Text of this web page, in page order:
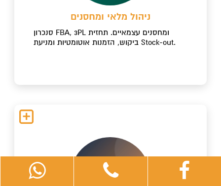
ניהול מלאי ומחסנים
סנכרון FBA, 3PL ומחסנים עצמאיים. תחזית
ביקוש, הזמנות אוטומטיות ומניעת Stock-out.